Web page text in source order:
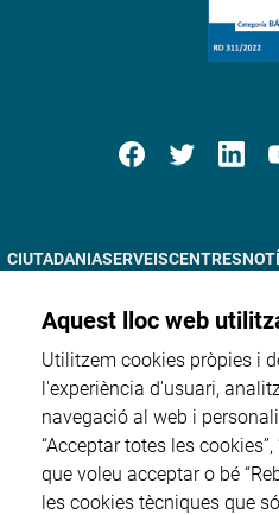
CIUTADANIASERVEISCENTRES
Perfil del
Aquest lloc web
Utilitzem cookies pròpies i
l'experiència d'usuari,
navegació al web i
“Acceptar totes les
que voleu acceptar o bé
les cookies tècniques que